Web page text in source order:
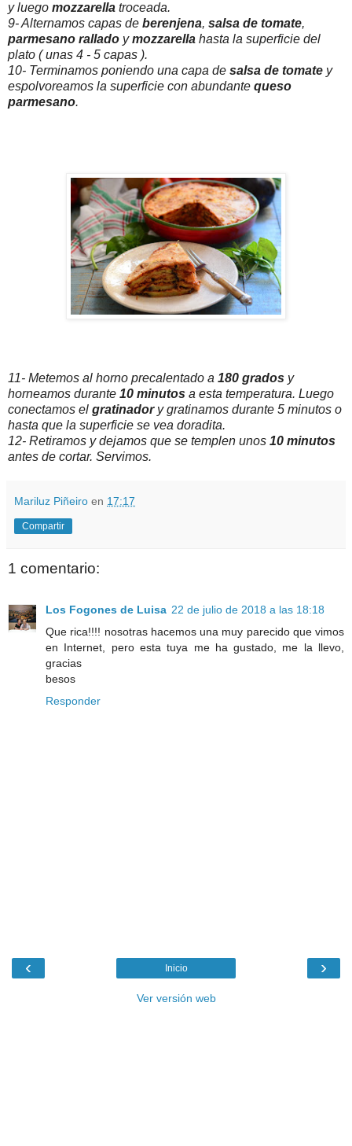
y luego mozzarella troceada.
9- Alternamos capas de berenjena, salsa de tomate,
parmesano rallado ymozzarella hasta la superficie del
plato ( unas 4 - 5 capas ).
10- Terminamos poniendo una capa de salsa de tomate y
espolvoreamos la superficie con abundante queso
parmesano.
11- Metemos al horno precalentado a 180 grados y
horneamos durante 10 minutos a esta temperatura. Luego
conectamos el gratinador y gratinamos durante 5 minutos o
hasta que la superficie se vea doradita.
12- Retiramos y dejamos que se templen unos 10 minutos
antes de cortar. Servimos.
Mariluz Piñeiro en 17:17
Compartir
1 comentario:
Los Fogones de Luisa 22 de julio de 2018 a las 18:18
Que rica!!!! nosotras hacemos una muy parecido que vimos
en Internet, pero esta tuya me ha gustado, me la llevo,
gracias
besos
Responder
‹ ›
Inicio
Ver versión web